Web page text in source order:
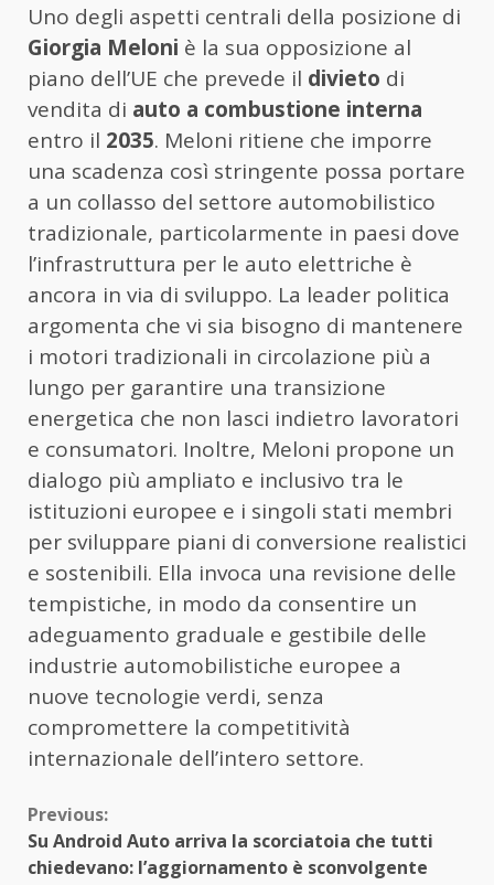
Uno degli aspetti centrali della posizione di
Giorgia Meloni è la sua opposizione al
piano dell’UE che prevede il divieto di
vendita di auto a combustione interna
entro il 2035. Meloni ritiene che imporre
una scadenza così stringente possa portare
a un collasso del settore automobilistico
tradizionale, particolarmente in paesi dove
l’infrastruttura per le auto elettriche è
ancora in via di sviluppo. La leader politica
argomenta che vi sia bisogno di mantenere
i motori tradizionali in circolazione più a
lungo per garantire una transizione
energetica che non lasci indietro lavoratori
e consumatori. Inoltre, Meloni propone un
dialogo più ampliato e inclusivo tra le
istituzioni europee e i singoli stati membri
per sviluppare piani di conversione realistici
e sostenibili. Ella invoca una revisione delle
tempistiche, in modo da consentire un
adeguamento graduale e gestibile delle
industrie automobilistiche europee a
nuove tecnologie verdi, senza
compromettere la competitività
internazionale dell’intero settore.
Continue
Reading
Previous:
Su Android Auto arriva la scorciatoia che tutti
chiedevano: l’aggiornamento è sconvolgente